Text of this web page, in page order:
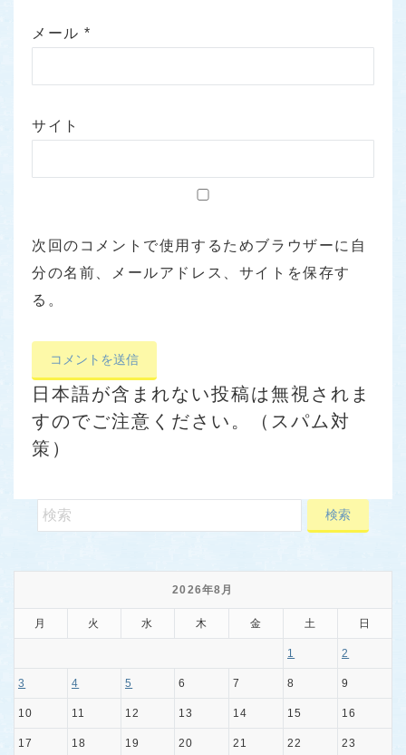
メール*
サイト
次回のコメントで使用するためブラウザーに自
分の名前、メールアドレス、サイトを保存す
る。
日本語が含まれない投稿は無視されま
すのでご注意ください。（スパム対
策）
2026年8月
月 火 水 木 金 土 日
1 2
3 4 5 6 7 8 9
10 11 12 13 14 15 16
17 18 19 20 21 22 23